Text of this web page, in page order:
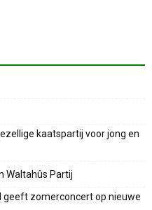
kaatspartij voor jong en
Waltahûs Partij
geeft zomerconcert op nieuwe